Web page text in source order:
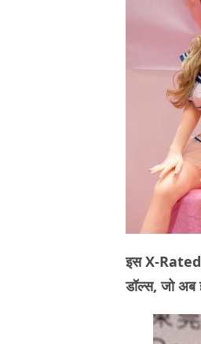
इस X-Rated
डॉल्स, जो